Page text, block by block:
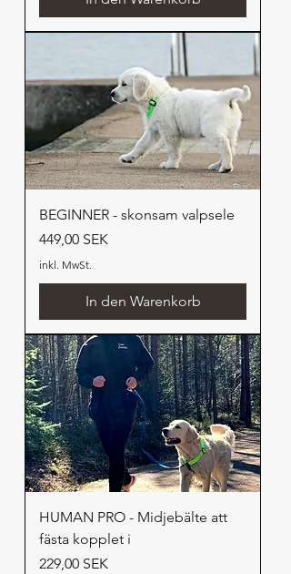
BEGINNER - skonsam valpsele
Preis
449,00 SEK
inkl. MwSt.
In den Warenkorb
HUMAN PRO - Midjebälte att
fästa kopplet i
Preis
229,00 SEK